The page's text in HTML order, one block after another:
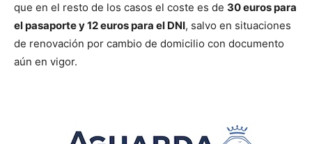
que en el resto de los casos el coste es de 30 euros para
el pasaporte y 12 euros para el DNI, salvo en situaciones
de renovación por cambio de domicilio con documento
aún en vigor.